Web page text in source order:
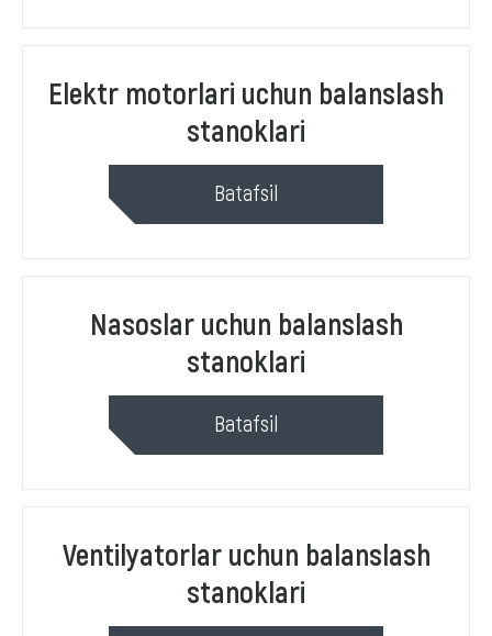
Elektr motorlari uchun balanslash
stanoklari
Batafsil
Nasoslar uchun balanslash
stanoklari
Batafsil
Ventilyatorlar uchun balanslash
stanoklari